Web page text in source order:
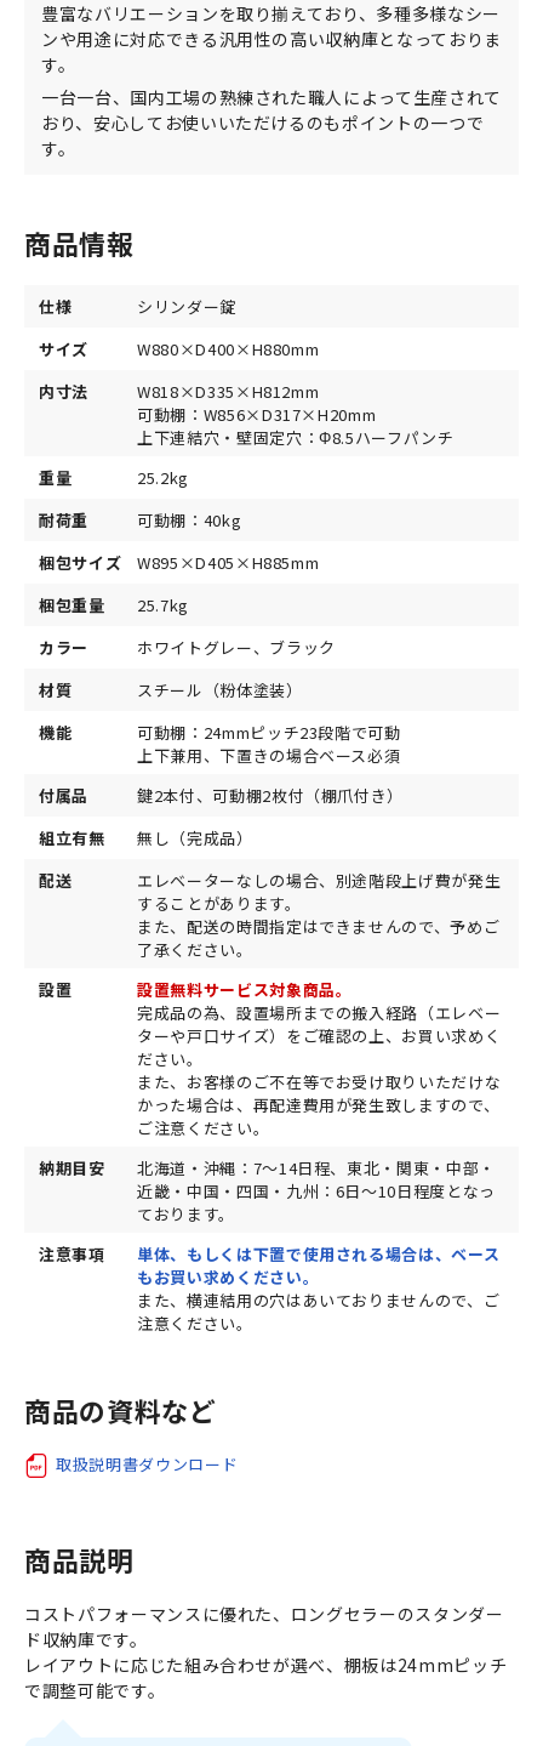
豊富なバリエーションを取り揃えており、多種多様なシー
ンや用途に対応できる汎用性の高い収納庫となっておりま
す。
一台一台、国内工場の熟練された職人によって生産されて
おり、安心してお使いいただけるのもポイントの一つで
す。
商品情報
仕様
シリンダー錠
サイズ
W880×D400×H880mm
内寸法
W818×D335×H812mm
可動棚：W856×D317×H20mm
上下連結穴・壁固定穴：Φ8.5ハーフパンチ
重量
25.2kg
耐荷重
可動棚：40kg
梱包サイズ
W895×D405×H885mm
梱包重量
25.7kg
カラー
ホワイトグレー、ブラック
材質
スチール（粉体塗装）
機能
可動棚：24mmピッチ23段階で可動
上下兼用、下置きの場合ベース必須
付属品
鍵2本付、可動棚2枚付（棚爪付き）
組立有無
無し（完成品）
配送
エレベーターなしの場合、別途階段上げ費が発生
することがあります。
また、配送の時間指定はできませんので、予めご
了承ください。
設置
設置無料サービス対象商品。
完成品の為、設置場所までの搬入経路（エレベー
ターや戸口サイズ）をご確認の上、お買い求めく
ださい。
また、お客様のご不在等でお受け取りいただけな
かった場合は、再配達費用が発生致しますので、
ご注意ください。
納期目安
北海道・沖縄：7～14日程、東北・関東・中部・
近畿・中国・四国・九州：6日～10日程度となっ
ております。
注意事項
単体、もしくは下置で使用される場合は、ベース
もお買い求めください。
また、横連結用の穴はあいておりませんので、ご
注意ください。
商品の資料など
取扱説明書ダウンロード
商品説明
コストパフォーマンスに優れた、ロングセラーのスタンダー
ド収納庫です。
レイアウトに応じた組み合わせが選べ、棚板は24mmピッチ
で調整可能です。